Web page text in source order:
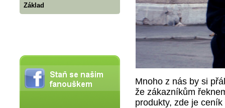
Základ
Mnoho z nás by si
že zákazníkům
produkty, zde je